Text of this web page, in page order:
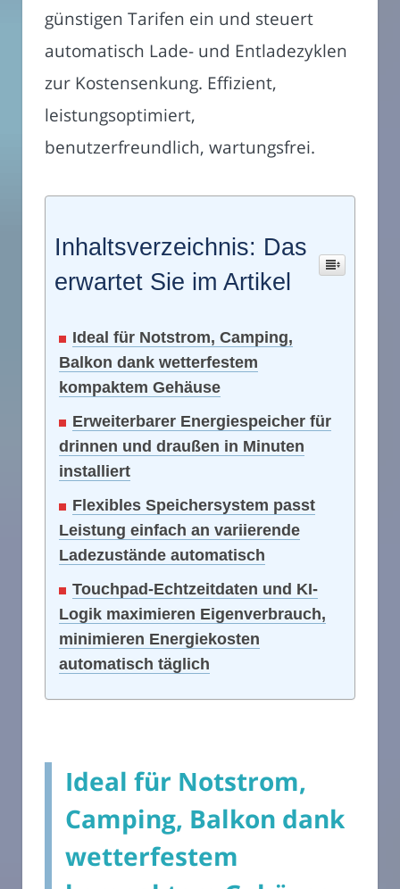
günstigen Tarifen ein und steuert
automatisch Lade- und Entladezyklen
zur Kostensenkung. Effizient,
leistungsoptimiert,
benutzerfreundlich, wartungsfrei.
Inhaltsverzeichnis: Das
erwartet Sie im Artikel
Ideal für Notstrom, Camping,
Balkon dank wetterfestem
kompaktem Gehäuse
Erweiterbarer Energiespeicher für
drinnen und draußen in Minuten
installiert
Flexibles Speichersystem passt
Leistung einfach an variierende
Ladezustände automatisch
Touchpad-Echtzeitdaten und KI-
Logik maximieren Eigenverbrauch,
minimieren Energiekosten
automatisch täglich
Ideal für Notstrom,
Camping, Balkon dank
wetterfestem